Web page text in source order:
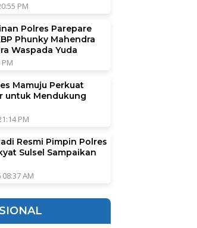
PM
Polres Parepare
Phunky Mahendra
Waspada Yuda
Mamuju Perkuat
untuk Mendukung
PM
Resmi Pimpin Polres
Sulsel Sampaikan
AM